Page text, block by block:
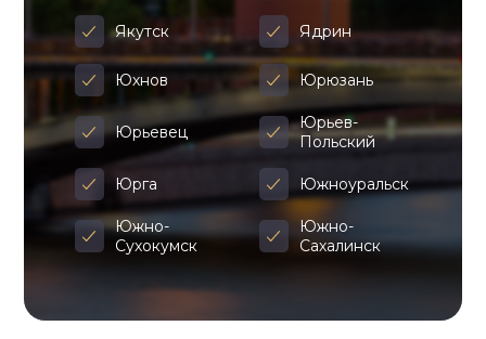
Якутск Ядрин
Юхнов Юрюзань
Юрьевец
Юрьев-
Польский
Юрга Южноуральск
Южно-
Сухокумск
Южно-
Сахалинск